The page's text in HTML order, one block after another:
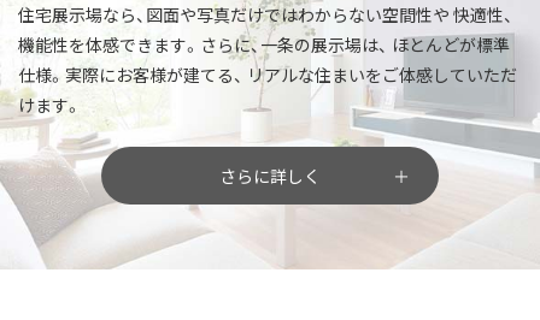
住宅展示場なら、図面や写真だけではわからない空間性や 快適性、
機能性を体感できます。さらに、一条の展示場は、 ほとんどが標準
仕様。実際にお客様が建てる、 リアルな住まいをご体感していただ
けます。
さらに詳しく